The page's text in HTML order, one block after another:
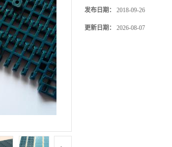
发布日期： 2018-09-26
更新日期： 2026-08-07